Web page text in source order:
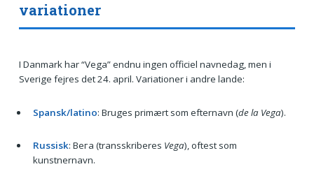
variationer
I Danmark har “Vega” endnu ingen officiel navnedag, men i
Sverige fejres det 24. april. Variationer i andre lande:
Spansk/latino: Bruges primært som efternavn (de la Vega).
Russisk: Вега (transskriberes Vega), oftest som
kunstnernavn.